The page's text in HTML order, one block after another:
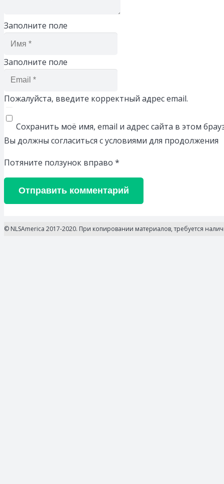
Заполните поле
Заполните поле
Пожалуйста, введите корректный адрес email.
Сохранить моё имя, email и адрес сайта в этом
Вы должны согласиться с условиями для продолжения
Потяните ползунок вправо *
Отправить комментарий
© NLSAmerica 2017-2020. При копировании материалов, требуется